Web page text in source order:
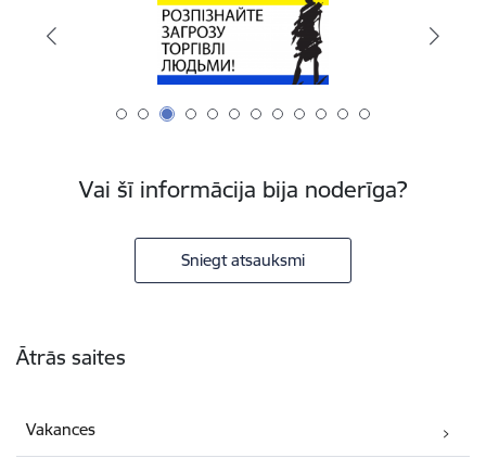
Vai šī informācija bija noderīga?
Sniegt atsauksmi
Ātrās saites
Vakances